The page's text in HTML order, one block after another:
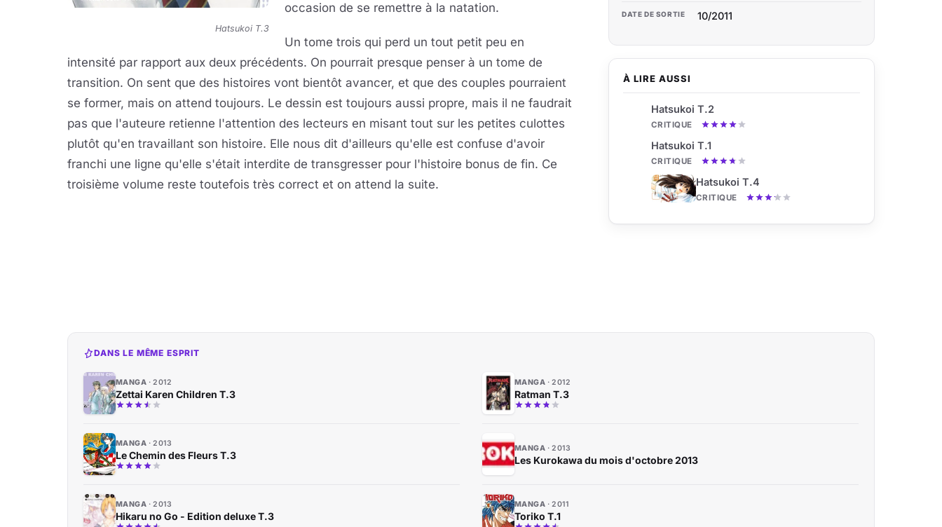
Hatsukoi T.3
occasion de se remettre à la natation.
Un tome trois qui perd un tout petit peu en
intensité par rapport aux deux précédents. On pourrait presque penser à un tome de
transition. On sent que des histoires vont bientôt avancer, et que des couples pourraient
se former, mais on attend toujours. Le dessin est toujours aussi propre, mais il ne faudrait
pas que l'auteure retienne l'attention des lecteurs en misant tout sur les petites culottes
plutôt qu'en travaillant son histoire. Elle nous dit d'ailleurs qu'elle est confuse d'avoir
franchi une ligne qu'elle s'était interdite de transgresser pour l'histoire bonus de fin. Ce
troisième volume reste toutefois très correct et on attend la suite.
À LIRE AUSSI
Hatsukoi T.2
CRITIQUE
Hatsukoi T.1
CRITIQUE
Hatsukoi T.4
CRITIQUE
DATE DE SORTIE 10/2011
DANS LE MÊME ESPRIT
MANGA 2012
Zettai Karen Children T.3
MANGA 2012
Ratman T.3
MANGA 2013
Le Chemin des Fleurs T.3
MANGA 2013
Les Kurokawa du mois d'octobre 2013
MANGA 2013
Hikaru no Go - Edition deluxe T.3
MANGA 2011
Toriko T.1